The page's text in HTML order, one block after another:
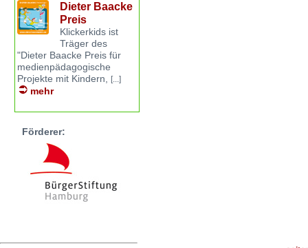
Dieter Baacke
Preis
Klickerkids ist
Träger des
"Dieter Baacke Preis für
medienpädagogische
Projekte mit Kindern, [...]
mehr
Förderer: